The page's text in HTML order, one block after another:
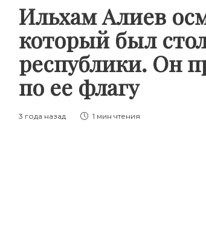
Ильхам Алиев
который был
республики. Он
по ее флагу
3 года назад 1 мин чтения